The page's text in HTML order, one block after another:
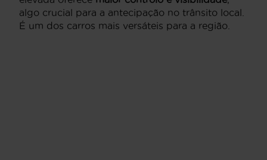
algo crucial para a antecipação no trânsito local.
É um dos carros mais versáteis para a região.